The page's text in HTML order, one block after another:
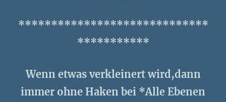
*****************************
***********
Wenn etwas verkleinert wird,dann
immer ohne Haken bei *Alle Ebenen